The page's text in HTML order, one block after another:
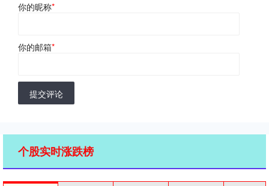
你的昵称*
你的邮箱*
提交评论
个股实时涨跌榜